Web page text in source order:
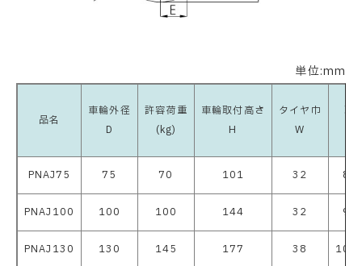
単位:mm
品名
車輪外径
D
許容荷重
(kg)
車輪取付高さ
H
タイヤ巾
W
取
PNAJ75 75 70 101 32
PNAJ100 100 100 144 32
PNAJ130 130 145 177 38